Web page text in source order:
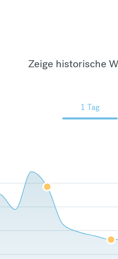
Zeige historische
1 Tag